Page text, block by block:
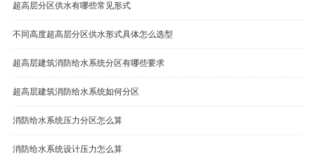
超高层分区供水有哪些常见形式
不同高度超高层分区供水形式具体怎么选型
超高层建筑消防给水系统分区有哪些要求
超高层建筑消防给水系统如何分区
消防给水系统压力分区怎么算
消防给水系统设计压力怎么算